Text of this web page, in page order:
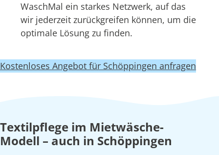
WaschMal ein starkes Netzwerk, auf das
wir jederzeit zurückgreifen können, um die
optimale Lösung zu finden.
Kostenloses Angebot für Schöppingen anfragen
Textilpflege im Mietwäsche-
Modell – auch in Schöppingen